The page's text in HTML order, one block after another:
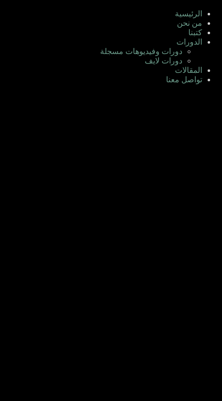
المحتوى
الرئيسية
من نحن
كتبنا
الدورات
دورات وفيديوهات مسجلة
دورات لايف
المقالات
تواصل معنا